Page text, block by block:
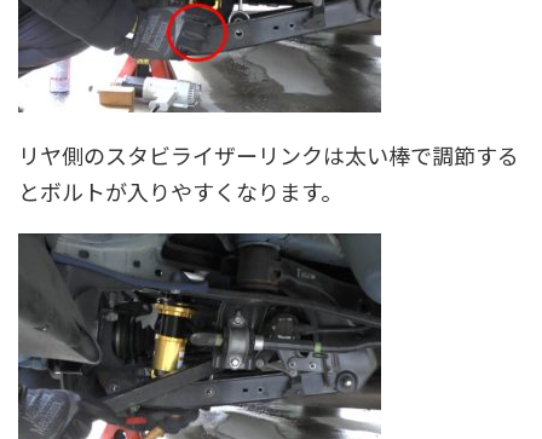
リヤ側のスタビライザーリンクは太い棒で調節する
とボルトが入りやすくなります。